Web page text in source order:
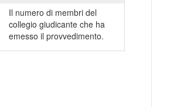
Il numero di membri del
collegio giudicante che ha
emesso il provvedimento.